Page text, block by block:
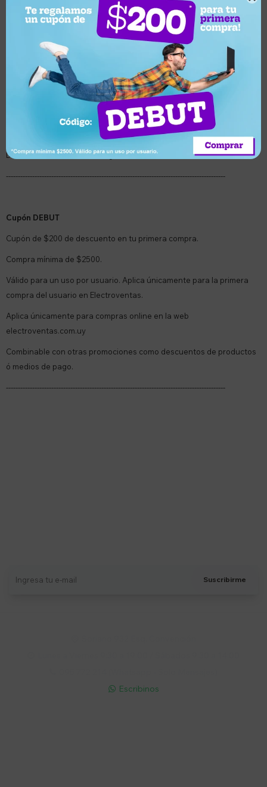
El descuento se verá reflejado en tu carrito al momento de finalizar
la compra (checkout).
Aplican únicamente para compras online en la web
Descuentos válidos hasta agotar stock.
--------------------------------------------------------------------------------------------
Cupón DEBUT
Cupón de $200 de descuento en tu primera compra.
Compra mínima de $2500.
Válido para un uso por usuario. Aplica únicamente para la primera
compra del usuario en Electroventas.
Aplica únicamente para compras online en la web
electroventas.com.uy
Combinable con otras promociones como descuentos de productos
ó medios de pago.
--------------------------------------------------------------------------------------------
Suscribirme
 Escribinos